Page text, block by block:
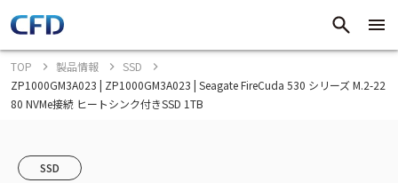
TOP 製品情報
SSD
ZP1000GM3A023 | ZP1000GM3A023 | Seagate FireCuda 530 シリーズ M.2-22
80 NVMe接続 ヒートシンク付きSSD 1TB
SSD